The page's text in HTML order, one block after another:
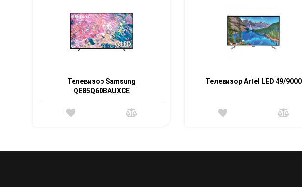
Телевизор Samsung
QE85Q60BAUXCE
Телевизор Artel LED 49/9000